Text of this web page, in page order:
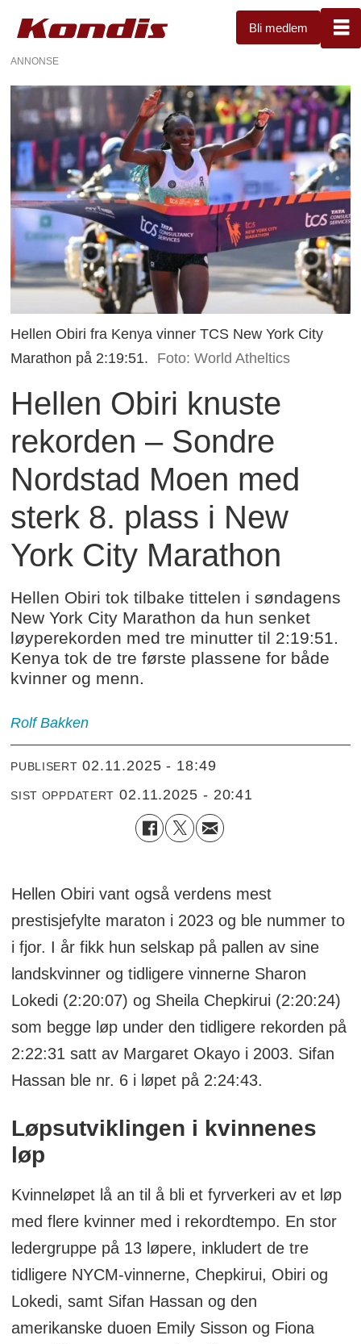
Bli medlem
ANNONSE
Hellen Obiri fra Kenya vinner TCS New York City
Marathon på 2:19:51.
Foto: World Atheltics
Hellen Obiri knuste
rekorden – Sondre
Nordstad Moen med
sterk 8. plass i New
York City Marathon
Hellen Obiri tok tilbake tittelen i søndagens
New York City Marathon da hun senket
løyperekorden med tre minutter til 2:19:51.
Kenya tok de tre første plassene for både
kvinner og menn.
Rolf Bakken
PUBLISERT 02.11.2025 - 18:49
SIST OPPDATERT 02.11.2025 - 20:41
Hellen Obiri vant også verdens mest
prestisjefylte maraton i 2023 og ble nummer to
i fjor. I år fikk hun selskap på pallen av sine
landskvinner og tidligere vinnerne Sharon
Lokedi (2:20:07) og Sheila Chepkirui (2:20:24)
som begge løp under den tidligere rekorden på
2:22:31 satt av Margaret Okayo i 2003. Sifan
Hassan ble nr. 6 i løpet på 2:24:43.
Løpsutviklingen i kvinnenes
løp
Kvinneløpet lå an til å bli et fyrverkeri av et løp
med flere kvinner med i rekordtempo. En stor
ledergruppe på 13 løpere, inkludert de tre
tidligere NYCM-vinnerne, Chepkirui, Obiri og
Lokedi, samt Sifan Hassan og den
amerikanske duoen Emily Sisson og Fiona